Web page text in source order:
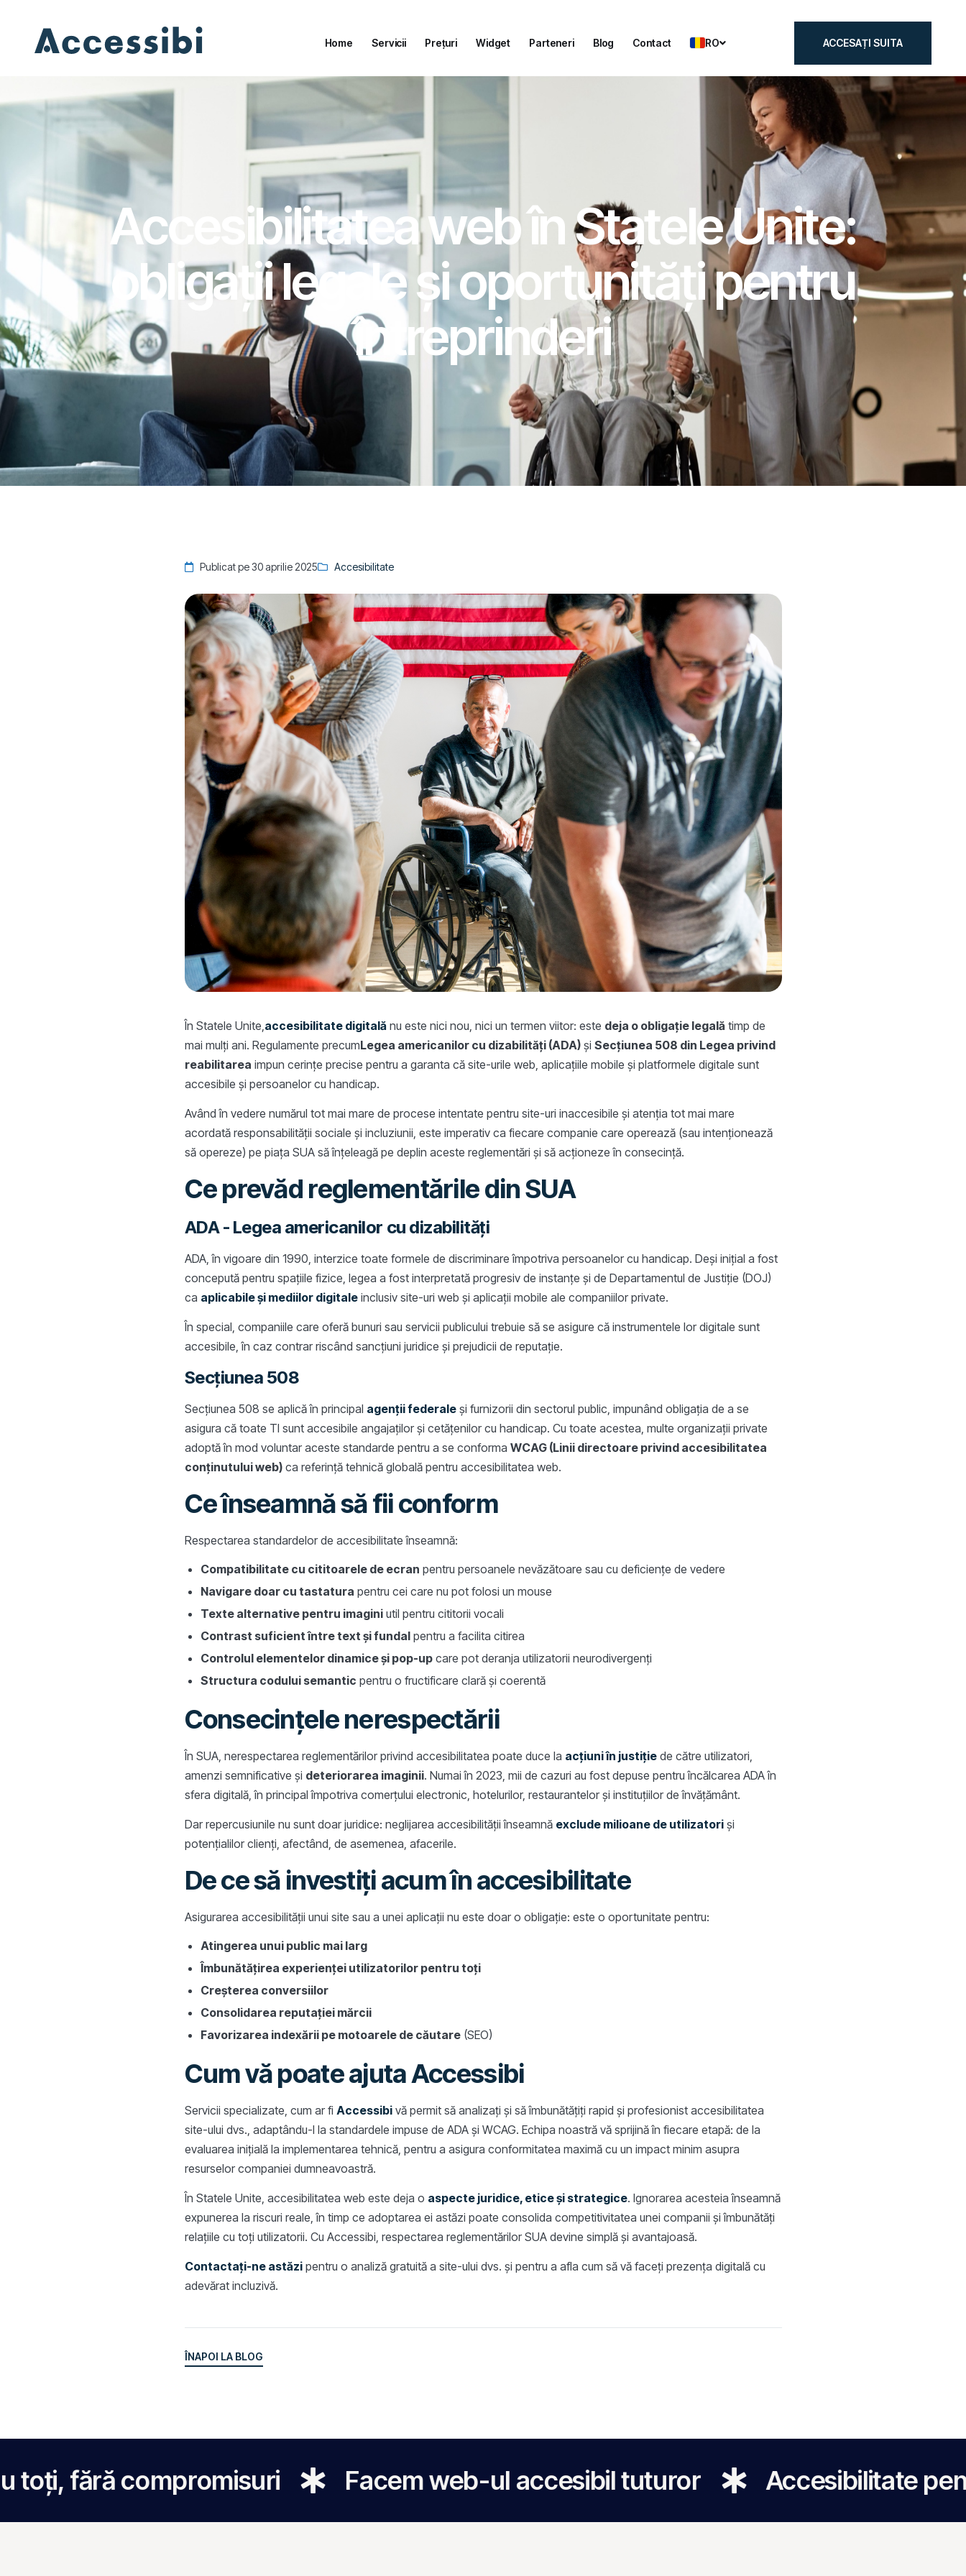
Home
Servicii
Prețuri
Widget
Parteneri
Blog
Contact
RO
ACCESAȚI SUITA
Accesibilitatea web în Statele Unite:
obligații legale și oportunități pentru
întreprinderi
Publicat pe 30 aprilie 2025 Accesibilitate
În Statele Unite,accesibilitate digitalănu este nici nou, nici un termen viitor: este deja o obligație legală timp de
mai mulți ani. Regulamente precumLegea americanilor cu dizabilități (ADA)și Secțiunea 508 din Legea privind
reabilitarea impun cerințe precise pentru a garanta că site-urile web, aplicațiile mobile și platformele digitale sunt
accesibile și persoanelor cu handicap.
Având în vedere numărul tot mai mare de procese intentate pentru site-uri inaccesibile și atenția tot mai mare
acordată responsabilității sociale și incluziunii, este imperativ ca fiecare companie care operează (sau intenționează
să opereze) pe piața SUA să înțeleagă pe deplin aceste reglementări și să acționeze în consecință.
Ce prevăd reglementările din SUA
ADA - Legea americanilor cu dizabilități
ADA, în vigoare din 1990, interzice toate formele de discriminare împotriva persoanelor cu handicap. Deși inițial a fost
concepută pentru spațiile fizice, legea a fost interpretată progresiv de instanțe și de Departamentul de Justiție (DOJ)
ca aplicabile și mediilor digitaleinclusiv site-uri web și aplicații mobile ale companiilor private.
În special, companiile care oferă bunuri sau servicii publicului trebuie să se asigure că instrumentele lor digitale sunt
accesibile, în caz contrar riscând sancțiuni juridice și prejudicii de reputație.
Secțiunea 508
Secțiunea 508 se aplică în principal agenții federaleși furnizorii din sectorul public, impunând obligația de a se
asigura că toate TI sunt accesibile angajaților și cetățenilor cu handicap. Cu toate acestea, multe organizații private
adoptă în mod voluntar aceste standarde pentru a se conforma WCAG (Linii directoare privind accesibilitatea
conținutului web)ca referință tehnică globală pentru accesibilitatea web.
Ce înseamnă să fii conform
Respectarea standardelor de accesibilitate înseamnă:
Compatibilitate cu cititoarele de ecran pentru persoanele nevăzătoare sau cu deficiențe de vedere
Navigare doar cu tastatura pentru cei care nu pot folosi un mouse
Texte alternative pentru imaginiutil pentru cititorii vocali
Contrast suficient între text și fundalpentru a facilita citirea
Controlul elementelor dinamice și pop-upcare pot deranja utilizatorii neurodivergenți
Structura codului semantic pentru o fructificare clară și coerentă
Consecințele nerespectării
În SUA, nerespectarea reglementărilor privind accesibilitatea poate duce la acțiuni în justițiede către utilizatori,
amenzi semnificative și deteriorarea imaginii. Numai în 2023, mii de cazuri au fost depuse pentru încălcarea ADA în
sfera digitală, în principal împotriva comerțului electronic, hotelurilor, restaurantelor și instituțiilor de învățământ.
Dar repercusiunile nu sunt doar juridice: neglijarea accesibilității înseamnă exclude milioane de utilizatoriși
potențialilor clienți, afectând, de asemenea, afacerile.
De ce să investiți acum în accesibilitate
Asigurarea accesibilității unui site sau a unei aplicații nu este doar o obligație: este o oportunitate pentru:
Atingerea unui public mai larg
Îmbunătățirea experienței utilizatorilor pentru toți
Creșterea conversiilor
Consolidarea reputației mărcii
Favorizarea indexării pe motoarele de căutare(SEO)
Cum vă poate ajuta Accessibi
Servicii specializate, cum ar fi Accessibivă permit să analizați și să îmbunătățiți rapid și profesionist accesibilitatea
site-ului dvs., adaptându-l la standardele impuse de ADA și WCAG. Echipa noastră vă sprijină în fiecare etapă: de la
evaluarea inițială la implementarea tehnică, pentru a asigura conformitatea maximă cu un impact minim asupra
resurselor companiei dumneavoastră.
În Statele Unite, accesibilitatea web este deja o aspecte juridice, etice și strategice. Ignorarea acesteia înseamnă
expunerea la riscuri reale, în timp ce adoptarea ei astăzi poate consolida competitivitatea unei companii și îmbunătăți
relațiile cu toți utilizatorii. Cu Accessibi, respectarea reglementărilor SUA devine simplă și avantajoasă.
Contactați-ne astăzipentru o analiză gratuită a site-ului dvs. și pentru a afla cum să vă faceți prezența digitală cu
adevărat incluzivă.
ÎNAPOI LA BLOG
ÎNAPOI LA BLOG
compromisuri Facem web-ul accesibil tuturor Accesibilitate pentru